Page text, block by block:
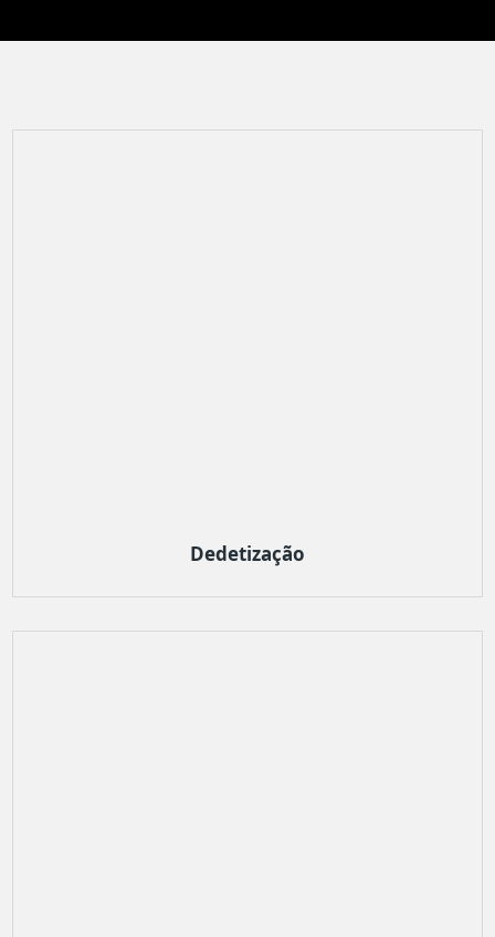
Dedetização